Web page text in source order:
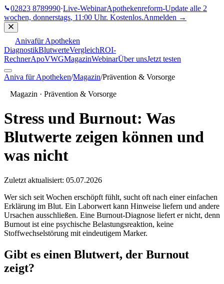
02823 8789990·Live-WebinarApothekenreform-Update alle 2
wochen, donnerstags, 11:00 Uhr. Kostenlos.Anmelden →
Anivafür Apotheken
DiagnostikBlutwerteVergleichROI-
RechnerApoVWGMagazinWebinarÜber unsJetzt testen
Aniva für Apotheken/Magazin/Prävention & Vorsorge
Magazin · Prävention & Vorsorge
Stress und Burnout: Was
Blutwerte zeigen können und
was nicht
Zuletzt aktualisiert: 05.07.2026
Wer sich seit Wochen erschöpft fühlt, sucht oft nach einer einfachen
Erklärung im Blut. Ein Laborwert kann Hinweise liefern und andere
Ursachen ausschließen. Eine Burnout-Diagnose liefert er nicht, denn
Burnout ist eine psychische Belastungsreaktion, keine
Stoffwechselstörung mit eindeutigem Marker.
Gibt es einen Blutwert, der Burnout
zeigt?